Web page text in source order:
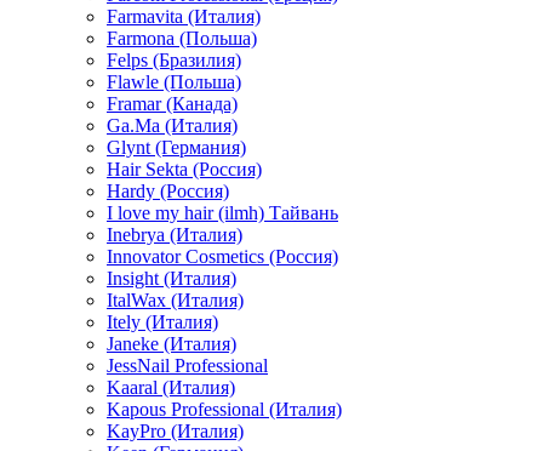
Farmavita (Италия)
Farmona (Польша)
Felps (Бразилия)
Flawle (Польша)
Framar (Канада)
Ga.Ma (Италия)
Glynt (Германия)
Hair Sekta (Россия)
Hardy (Россия)
I love my hair (ilmh) Тайвань
Inebrya (Италия)
Innovator Cosmetics (Россия)
Insight (Италия)
ItalWax (Италия)
Itely (Италия)
Janeke (Италия)
JessNail Professional
Kaaral (Италия)
Kapous Professional (Италия)
KayPro (Италия)